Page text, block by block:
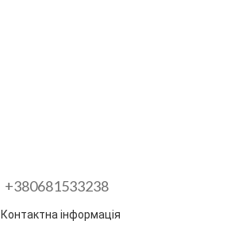
+380681533238
Контактна інформація